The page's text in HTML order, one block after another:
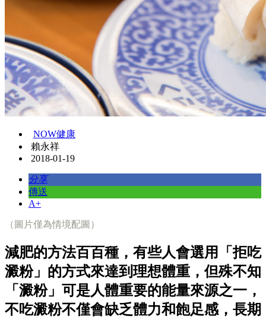
NOW健康
賴永祥
2018-01-19
分享
傳送
A+
（圖片僅為情境配圖）
減肥的方法百百種，有些人會選用「拒吃
澱粉」的方式來達到理想體重，但殊不知
「澱粉」可是人體重要的能量來源之一，
不吃澱粉不僅會缺乏體力和飽足感，長期